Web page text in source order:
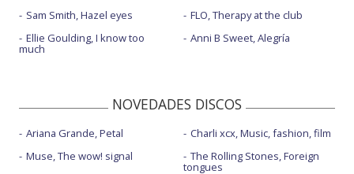
Sam Smith, Hazel eyes
Ellie Goulding, I know too
much
FLO, Therapy at the club
Anni B Sweet, Alegría
NOVEDADES DISCOS
Ariana Grande, Petal
Muse, The wow! signal
Charli xcx, Music, fashion, film
The Rolling Stones, Foreign
tongues